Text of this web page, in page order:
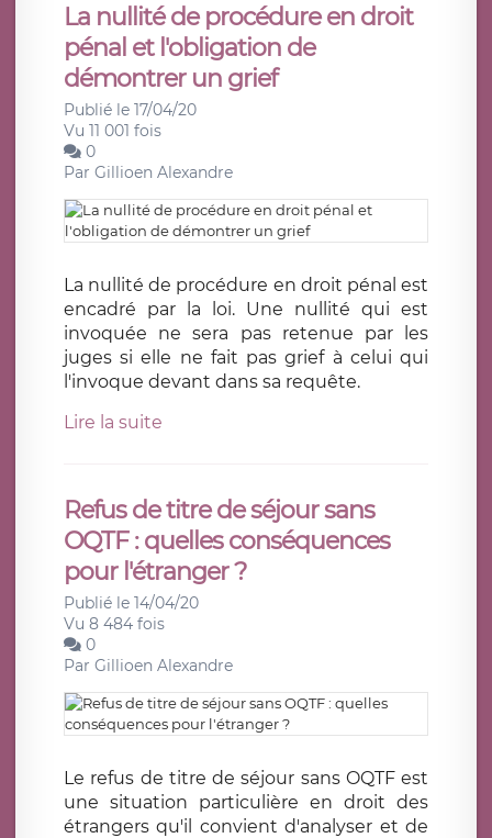
La nullité de procédure en droit
pénal et l'obligation de
démontrer un grief
Publié le 17/04/20
Vu 11 001 fois
0
Par Gillioen Alexandre
La nullité de procédure en droit pénal est
encadré par la loi. Une nullité qui est
invoquée ne sera pas retenue par les
juges si elle ne fait pas grief à celui qui
l'invoque devant dans sa requête.
Lire la suite
Refus de titre de séjour sans
OQTF : quelles conséquences
pour l'étranger ?
Publié le 14/04/20
Vu 8 484 fois
0
Par Gillioen Alexandre
Le refus de titre de séjour sans OQTF est
une situation particulière en droit des
étrangers qu'il convient d'analyser et de